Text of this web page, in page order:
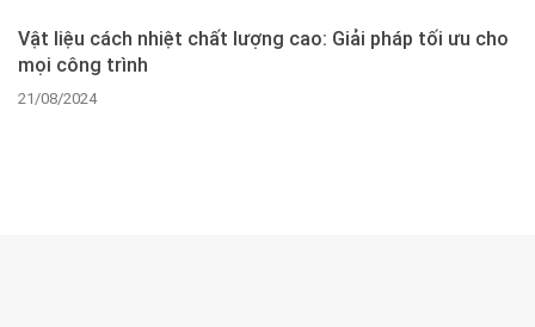
Vật liệu cách nhiệt chất lượng cao: Giải pháp tối ưu cho
mọi công trình
21/08/2024